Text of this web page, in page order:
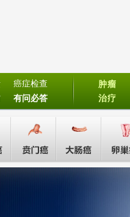
癌症检查
有问必答
肿瘤
治疗